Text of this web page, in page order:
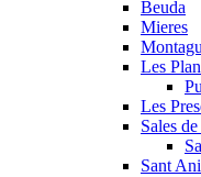
Beuda
Mieres
Les
Les
Sales
Sant